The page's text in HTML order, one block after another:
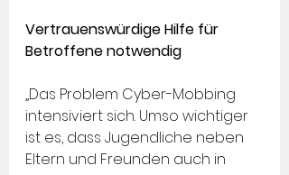
Vertrauenswürdige Hilfe für
Betroffene notwendig
„Das Problem Cyber-Mobbing
intensiviert sich. Umso wichtiger
ist es, dass Jugendliche neben
Eltern und Freunden auch in